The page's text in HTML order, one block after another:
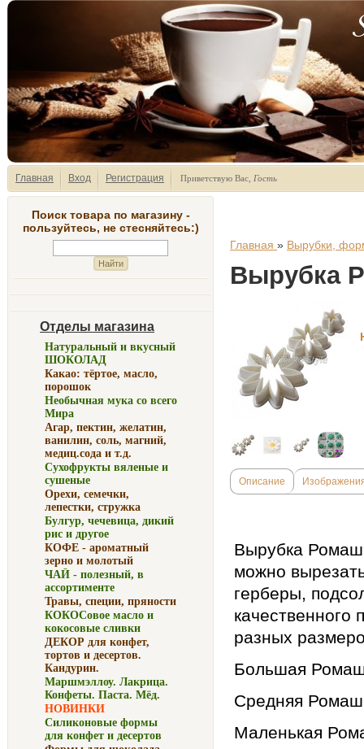
Главная Вход Регистрация Приветствую Вас Гость
Поиск товара по магазину -
пользуйтесь, не стесняйтесь:)
Отделы магазина
Натуральный и вкусный
ШОКОЛАД
Какао: тёртое, масло,
порошок
Необычная мука со всего
Мира
Агар, пектин, желатин,
ванилин, соль, магний,
медиц.сода и т.д.
Сухофрукты вяленые и
сушеные
Орехи, семечки,
лепестки, стружка
Булгур, чечевица, дикий
рис и другое
КОФЕ - ароматный
зерно и молотый
ЧАЙ - полезный, в
ассортименте
Травы, специи, пряности
КОКОСовое масло и
кокосовые сливки
ДЕКОР для конфет,
тортов и десертов.
Кандурин.
Маршмэллоу. Лакрица.
Конфеты. Паста. Мёд.
НОВИНКИ
Силиконовые формы
для конфет и десертов
Главная » Вырубки,
Вырубка
Описание
Вырубка
можно
герберы,
разных
Большая
Средняя
Маленькая